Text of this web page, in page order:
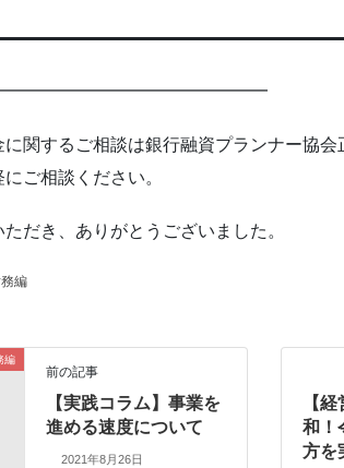
関するご相談は銀行融資プランナー協
ご相談ください。
だき、ありがとうございました。
編
編
前の記事
【実践コラム】事業を
進める速度について
2021年8月26日
【
和！
方を